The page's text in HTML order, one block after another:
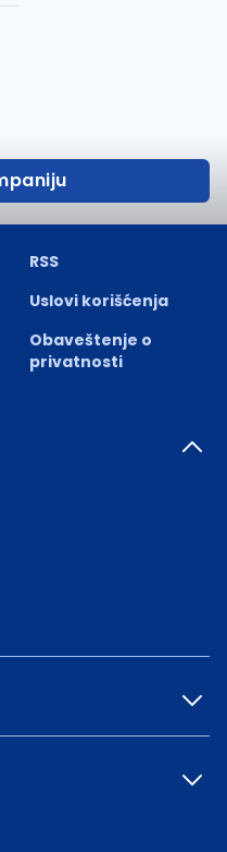
RSS
Uslovi korišćenja
Obaveštenje o
privatnosti